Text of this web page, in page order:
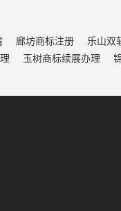
廊坊商标注册 乐山双
玉树商标续展办理